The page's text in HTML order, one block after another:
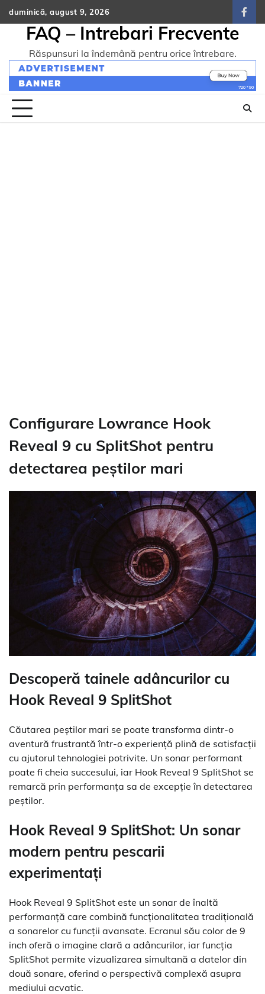
Skip
to
content
duminică, august 9, 2026
FAQ – Intrebari Frecvente
Răspunsuri la îndemână pentru orice întrebare.
Configurare Lowrance Hook
Reveal 9 cu SplitShot pentru
detectarea peștilor mari
Descoperă tainele adâncurilor cu
Hook Reveal 9 SplitShot
Căutarea peștilor mari se poate transforma dintr-o
aventură frustrantă într-o experiență plină de satisfacții
cu ajutorul tehnologiei potrivite. Un sonar performant
poate fi cheia succesului, iar Hook Reveal 9 SplitShot se
remarcă prin performanța sa de excepție în detectarea
peștilor.
Hook Reveal 9 SplitShot: Un sonar
modern pentru pescarii
experimentați
Hook Reveal 9 SplitShot este un sonar de înaltă
performanță care combină funcționalitatea tradițională
a sonarelor cu funcții avansate. Ecranul său color de 9
inch oferă o imagine clară a adâncurilor, iar funcția
SplitShot permite vizualizarea simultană a datelor din
două sonare, oferind o perspectivă complexă asupra
mediului acvatic.